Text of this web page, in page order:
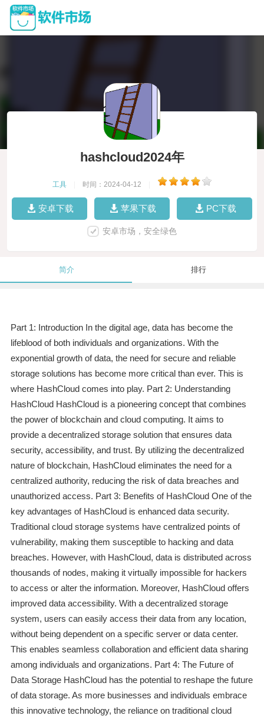
hashcloud2024年
工具 时间：2024-04-12
安卓下载 苹果下载 PC下载
安卓市场，安全绿色
简介 排行
Part 1: Introduction In the digital age, data has become the
lifeblood of both individuals and organizations. With the
exponential growth of data, the need for secure and reliable
storage solutions has become more critical than ever. This is
where HashCloud comes into play. Part 2: Understanding
HashCloud HashCloud is a pioneering concept that combines
the power of blockchain and cloud computing. It aims to
provide a decentralized storage solution that ensures data
security, accessibility, and trust. By utilizing the decentralized
nature of blockchain, HashCloud eliminates the need for a
centralized authority, reducing the risk of data breaches and
unauthorized access. Part 3: Benefits of HashCloud One of the
key advantages of HashCloud is enhanced data security.
Traditional cloud storage systems have centralized points of
vulnerability, making them susceptible to hacking and data
breaches. However, with HashCloud, data is distributed across
thousands of nodes, making it virtually impossible for hackers
to access or alter the information. Moreover, HashCloud offers
improved data accessibility. With a decentralized storage
system, users can easily access their data from any location,
without being dependent on a specific server or data center.
This enables seamless collaboration and efficient data sharing
among individuals and organizations. Part 4: The Future of
Data Storage HashCloud has the potential to reshape the future
of data storage. As more businesses and individuals embrace
this innovative technology, the reliance on traditional cloud